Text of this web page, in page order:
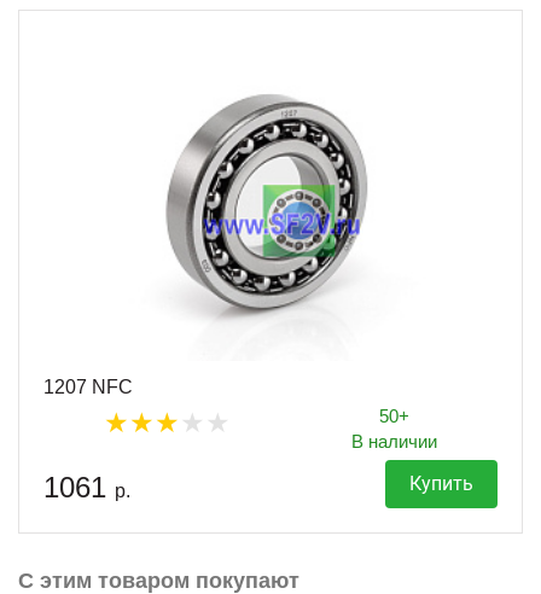
1207 NFC
50+
В наличии
1061 р. Купить
С этим товаром покупают